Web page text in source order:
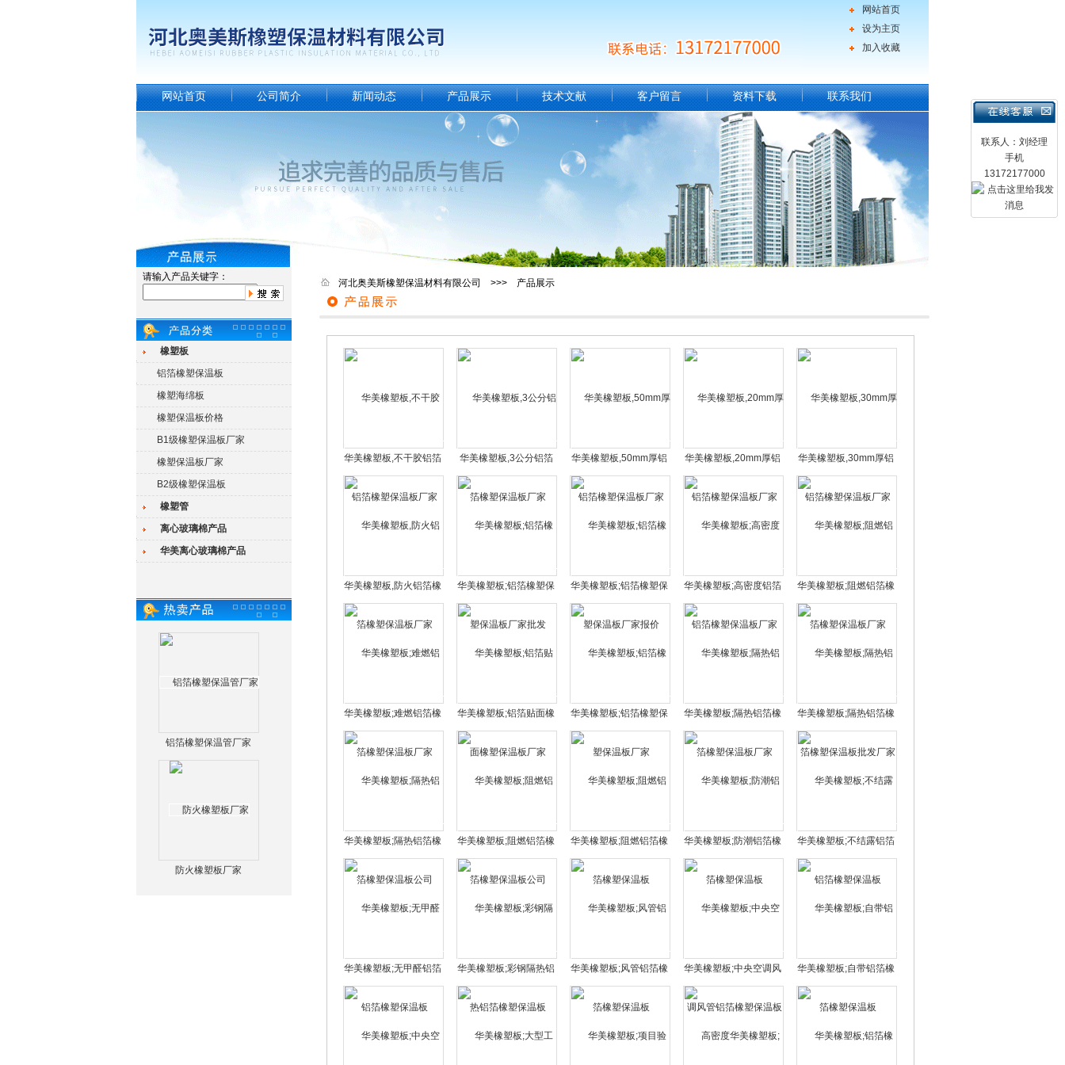
网站首页
设为主页
加入收藏
联系人：刘经理
手机
13172177000
网站首页 公司简介 新闻动态 产品展示 技术文献 客户留言 资料下载 联系我们
请输入产品关键字：
橡塑板
铝箔橡塑保温板
橡塑海绵板
橡塑保温板价格
B1级橡塑保温板厂家
橡塑保温板厂家
B2级橡塑保温板
橡塑管
离心玻璃棉产品
华美离心玻璃棉产品
铝箔橡塑保温管厂家
防火橡塑板厂家
河北奥美斯橡塑保温材料有限公司 >>> 产品展示
华美橡塑板,不干胶铝箔
橡塑保温板厂家
华美橡塑板,3公分铝箔
橡塑保温板厂家
华美橡塑板,50mm厚铝
箔橡塑保温板厂家
华美橡塑板,20mm厚铝
箔橡塑保温板厂家
华美橡塑板,30mm厚铝
箔橡塑保温板厂家
华美橡塑板,防火铝箔橡
塑保温板厂家
华美橡塑板;铝箔橡塑保
温板厂家批发
华美橡塑板;铝箔橡塑保
温板厂家报价
华美橡塑板;高密度铝箔
橡塑保温板厂家
华美橡塑板;阻燃铝箔橡
塑保温板厂家
华美橡塑板;难燃铝箔橡
塑保温板厂家
华美橡塑板;铝箔贴面橡
塑保温板厂家
华美橡塑板;铝箔橡塑保
温板厂家
华美橡塑板;隔热铝箔橡
塑保温板厂家
华美橡塑板;隔热铝箔橡
塑保温板批发厂家
华美橡塑板;隔热铝箔橡
塑保温板公司
华美橡塑板;阻燃铝箔橡
塑保温板公司
华美橡塑板;阻燃铝箔橡
塑保温板
华美橡塑板;防潮铝箔橡
塑保温板
华美橡塑板;不结露铝箔
橡塑保温板
华美橡塑板;无甲醛铝箔
橡塑保温板
华美橡塑板;彩钢隔热铝
箔橡塑保温板
华美橡塑板;风管铝箔橡
塑保温板
华美橡塑板;中央空调风
管铝箔橡塑保温板
华美橡塑板;自带铝箔橡
塑保温板